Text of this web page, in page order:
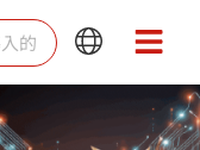
Main
Menu
Main
Menu